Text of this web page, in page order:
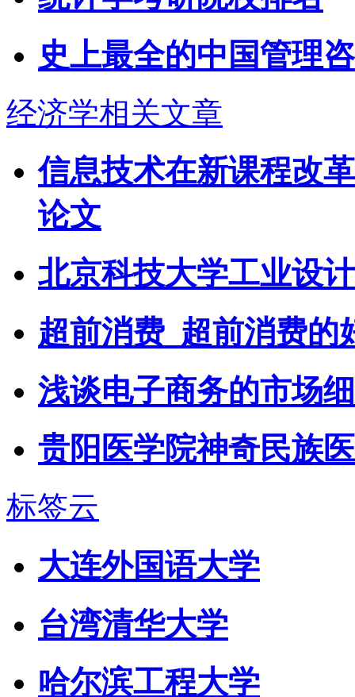
史上最全的中国管理
经济学相关文章
信息技术在新课程改
论文
北京科技大学工业设
超前消费_超前消费的
浅谈电子商务的市场
贵阳医学院神奇民族
标签云
大连外国语大学
台湾清华大学
哈尔滨工程大学